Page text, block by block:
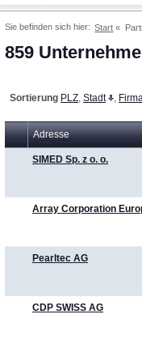
Sie befinden sich hier: Start
859
Sortierung PLZ Stadt
Adresse
SIMED Sp. z o. o.
Array Corporation
Pearltec AG
CDP SWISS AG